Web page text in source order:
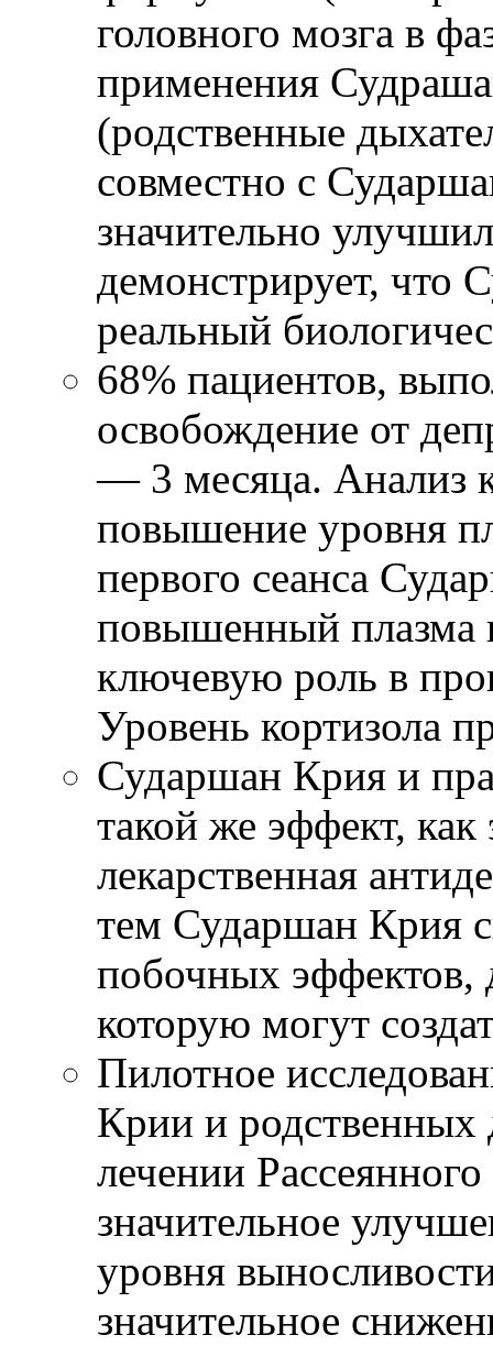
головного мозга в
применения
(родственные
совместно с
значительно
демонстрирует, что
реальный
68% пациентов,
освобождение от
— 3 месяца. Анализ
повышение уровня
первого сеанса
повышенный плазма
ключевую роль в
Уровень кортизола
Сударшан Крия и
такой же эффект, как
лекарственная
тем Сударшан Крия
побочных эффектов,
которую могут
Пилотное
Крии и родственных
лечении
значительное
уровня
значительное